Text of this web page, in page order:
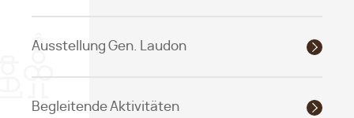
Ausstellung Gen. Laudon
Begleitende Aktivitäten